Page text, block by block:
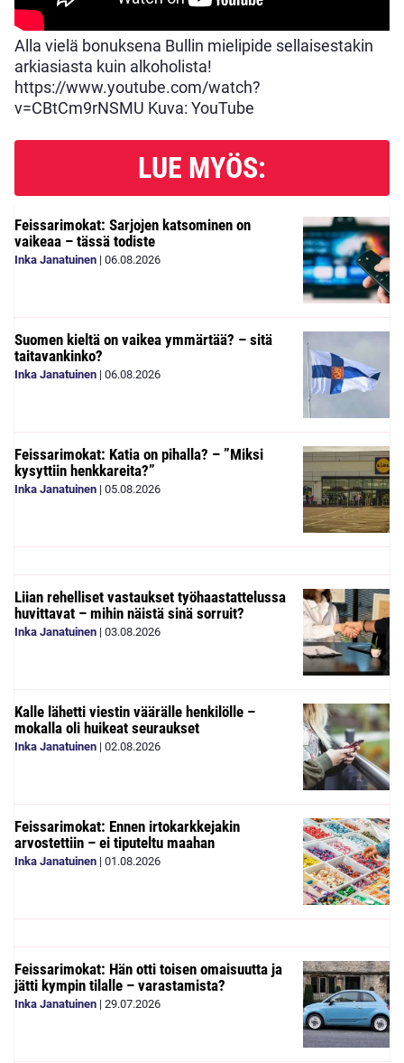
Alla vielä bonuksena Bullin mielipide sellaisestakin
arkiasiasta kuin alkoholista!
https://www.youtube.com/watch?
v=CBtCm9rNSMU Kuva: YouTube
LUE MYÖS:
Feissarimokat: Sarjojen katsominen on
vaikeaa – tässä todiste
Inka Janatuinen | 06.08.2026
Suomen kieltä on vaikea ymmärtää? – sitä
taitavankinko?
Inka Janatuinen | 06.08.2026
Feissarimokat: Katia on pihalla? – ”Miksi
kysyttiin henkkareita?”
Inka Janatuinen | 05.08.2026
Liian rehelliset vastaukset työhaastattelussa
huvittavat – mihin näistä sinä sorruit?
Inka Janatuinen | 03.08.2026
Kalle lähetti viestin väärälle henkilölle –
mokalla oli huikeat seuraukset
Inka Janatuinen | 02.08.2026
Feissarimokat: Ennen irtokarkkejakin
arvostettiin – ei tiputeltu maahan
Inka Janatuinen | 01.08.2026
Feissarimokat: Hän otti toisen omaisuutta ja
jätti kympin tilalle – varastamista?
Inka Janatuinen | 29.07.2026